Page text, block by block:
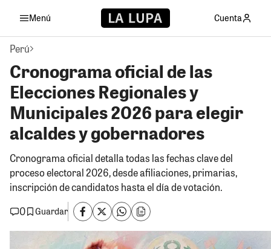
Menú Cuenta
Perú
Cronograma oficial de las
Elecciones Regionales y
Municipales 2026 para elegir
alcaldes y gobernadores
Cronograma oficial detalla todas las fechas clave del
proceso electoral 2026, desde afiliaciones, primarias,
inscripción de candidatos hasta el día de votación.
0
Guardar